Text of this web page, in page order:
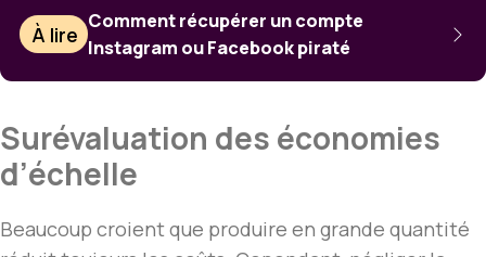
À lire
Comment récupérer un compte
Instagram ou Facebook piraté
Surévaluation des économies
d’échelle
Beaucoup croient que produire en grande quantité